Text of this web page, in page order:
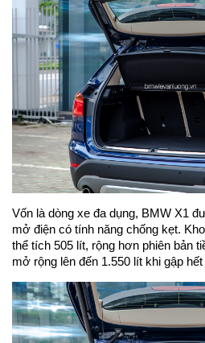
Vốn là dòng xe đa dụng, BMW X1
mở điện có tính năng chống kẹt.
thể tích 505 lít, rộng hơn phiên bản
mở rộng lên đến 1.550 lít khi gập